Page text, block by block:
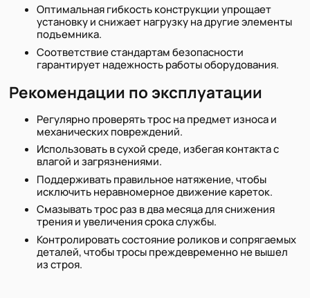
Оптимальная гибкость конструкции упрощает
установку и снижает нагрузку на другие элементы
подъемника.
Соответствие стандартам безопасности
гарантирует надежность работы оборудования.
Рекомендации по эксплуатации
Регулярно проверять трос на предмет износа и
механических повреждений.
Использовать в сухой среде, избегая контакта с
влагой и загрязнениями.
Поддерживать правильное натяжение, чтобы
исключить неравномерное движение кареток.
Смазывать трос раз в два месяца для снижения
трения и увеличения срока службы.
Контролировать состояние роликов и сопрягаемых
деталей, чтобы тросы преждевременно не вышел
из строя.